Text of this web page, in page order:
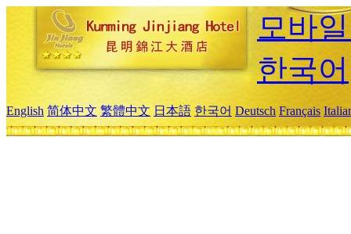
모바
한국어
English 简体中文 繁體中文 日本語 한국어 Deutsch Français